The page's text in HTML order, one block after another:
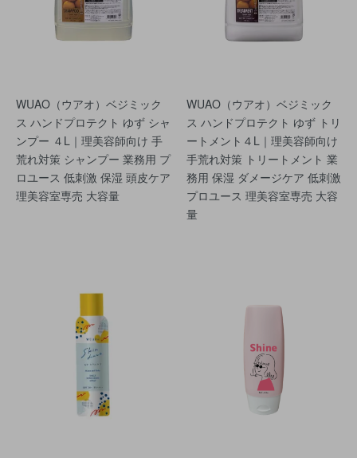
WUAO（ウアオ）ベジミック
ス ハンドプロテクト ゆず シャ
ンプー ４L｜理美容師向け 手
荒れ対策 シャンプー 業務用 プ
ロユース 低刺激 保湿 頭皮ケア
理美容室専売 大容量
WUAO（ウアオ）ベジミック
ス ハンドプロテクト ゆず トリ
ートメント４L｜理美容師向け
手荒れ対策 トリートメント 業
務用 保湿 ダメージケア 低刺激
プロユース 理美容室専売 大容
量